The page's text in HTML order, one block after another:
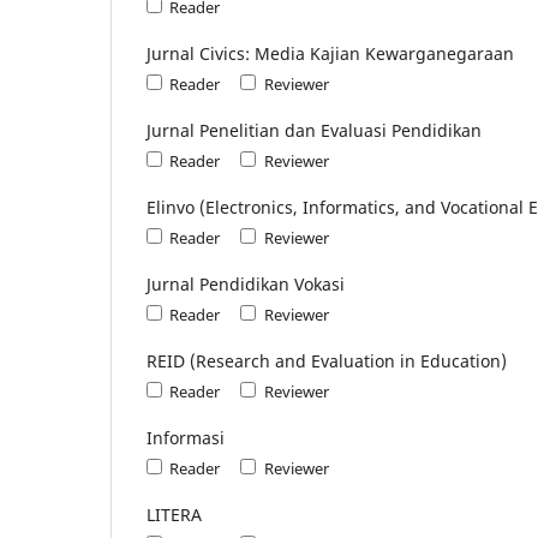
Reader
Jurnal Civics: Media Kajian Kewarganegaraan
Reader Reviewer
Jurnal Penelitian dan Evaluasi Pendidikan
Reader Reviewer
Elinvo (Electronics, Informatics, and Vocational
Reader Reviewer
Jurnal Pendidikan Vokasi
Reader Reviewer
REID (Research and Evaluation in Education)
Reader Reviewer
Informasi
Reader Reviewer
LITERA